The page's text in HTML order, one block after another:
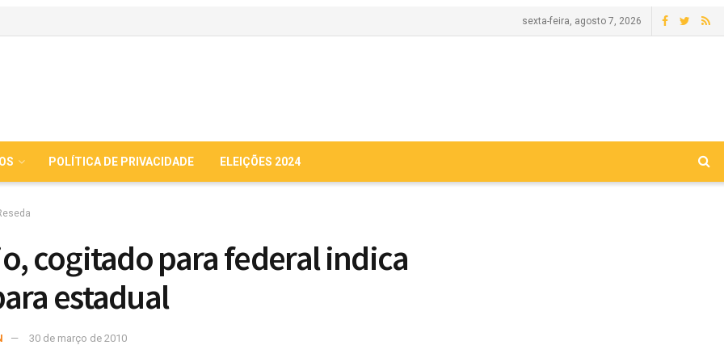
sexta-feira, agosto 7, 2026
POLÍTICA DE PRIVACIDADE ELEIÇÕES 2024
cogitado para federal indica
estadual
30 de março de 2010